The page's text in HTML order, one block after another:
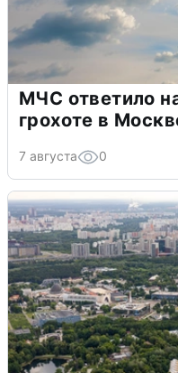
МЧС ответило
грохоте в
7 августа 0